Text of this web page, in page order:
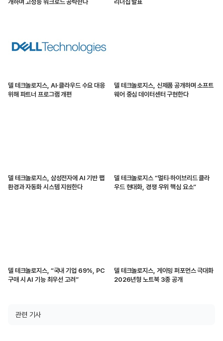
개하며 고성능 워크로드 공략한다 리더십 발표
델 테크놀로지스, AI·클라우드 수요 대응
위해 파트너 프로그램 개편
델 테크놀로지스, 신제품 공개하며 소프트
웨어 중심 데이터센터 구현한다
델 테크놀로지스, 삼성전자에 AI 기반 팹
환경과 자동화 시스템 지원한다
델 테크놀로지스 “멀티·하이브리드 클라
우드 현대화, 경쟁 우위 핵심 요소”
델 테크놀로지스, “국내 기업 69%, PC
구매 시 AI 기능 최우선 고려”
델 테크놀로지스, 게이밍 퍼포먼스 극대화
2026년형 노트북 3종 공개
관련 기사